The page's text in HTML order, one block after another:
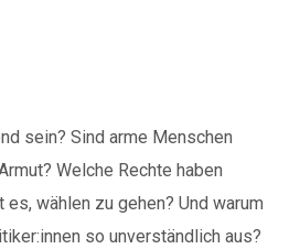
sein? Sind arme Menschen
Welche Rechte haben
wählen zu gehen? Und warum
so unverständlich aus?